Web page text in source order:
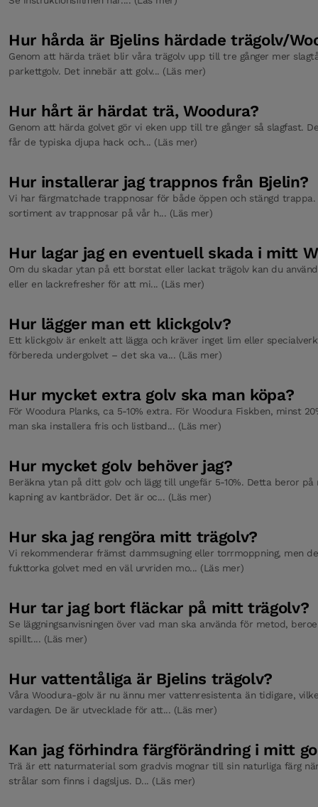
Hur hårda är Bjelins härdade trägolv/
Genom att härda träet blir våra trägolv upp till tre gånger mer
parkettgolv. Det innebär att golv... (Läs mer)
Hur hårt är härdat trä, Woodura?
Genom att härda golvet gör vi eken upp till tre gånger så slagfast.
får de typiska djupa hack och... (Läs mer)
Hur installerar jag trappnos från Bjelin?
Vi har färgmatchade trappnosar för både öppen och stängd
sortiment av trappnosar på vår h... (Läs mer)
Hur lagar jag en eventuell skada i mitt
Om du skadar ytan på ett borstat eller lackat trägolv kan du
eller en lackrefresher för att mi... (Läs mer)
Hur lägger man ett klickgolv?
Ett klickgolv är enkelt att lägga och kräver inget lim eller
förbereda undergolvet – det ska va... (Läs mer)
Hur mycket extra golv ska man köpa?
För Woodura Planks, ca 5-10% extra. För Woodura Fiskben, minst
man ska installera fris och listband... (Läs mer)
Hur mycket golv behöver jag?
Beräkna ytan på ditt golv och lägg till ungefär 5-10%. Detta beror på
kapning av kantbrädor. Det är oc... (Läs mer)
Hur ska jag rengöra mitt trägolv?
Vi rekommenderar främst dammsugning eller torrmoppning, men
fukttorka golvet med en väl urvriden mo... (Läs mer)
Hur tar jag bort fläckar på mitt trägolv?
Se läggningsanvisningen över vad man ska använda för metod,
spillt.... (Läs mer)
Hur vattentåliga är Bjelins trägolv?
Våra Woodura-golv är nu ännu mer vattenresistenta än tidigare,
vardagen. De är utvecklade för att... (Läs mer)
Kan jag förhindra färgförändring i mitt
Trä är ett naturmaterial som gradvis mognar till sin naturliga färg
strålar som finns i dagsljus. D... (Läs mer)